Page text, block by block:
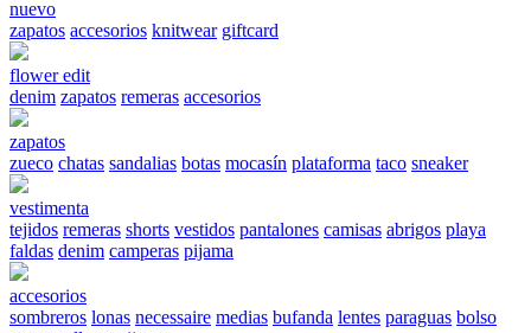
nuevo
zapatos accesorios knitwear giftcard
flower edit
denim zapatos remeras accesorios
zapatos
zueco chatas sandalias botas mocasín plataforma taco sneaker
vestimenta
tejidos remeras shorts vestidos pantalones camisas abrigos playa
faldas denim camperas pijama
accesorios
sombreros lonas necessaire medias bufanda lentes paraguas bolso